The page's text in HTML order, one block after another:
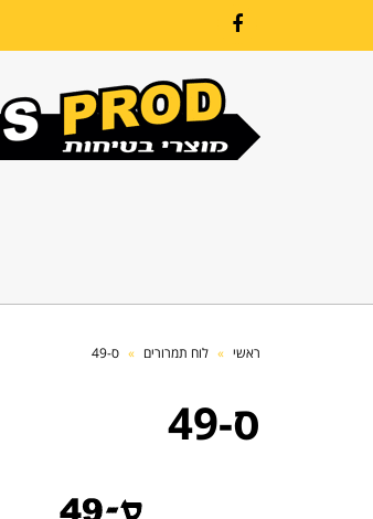
ראשי » לוח תמרורים » ס-49
ס-49